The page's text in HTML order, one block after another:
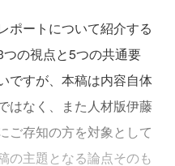
ポートについて紹介する
の視点と5つの共通要
ですが、本稿は内容自体
はなく、また人材版伊藤
ご存知の方を対象として
の主題となる論点そのも